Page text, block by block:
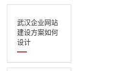
武汉企业网站
建设方案如何
设计